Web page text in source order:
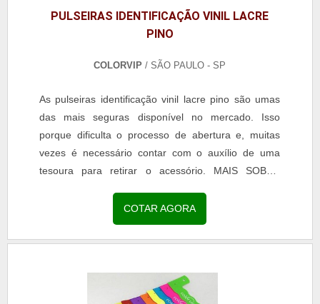
PULSEIRAS IDENTIFICAÇÃO VINIL LACRE
PINO
COLORVIP/ SÃO PAULO - SP
As pulseiras identificação vinil lacre pino são umas
das mais seguras disponível no mercado. Isso
porque dificulta o processo de abertura e, muitas
vezes é necessário contar com o auxílio de uma
tesoura para retirar o acessório. MAIS SOBRE
pulseira é o mais indicado para ser utilizado em
eventos de longa duração, já que possui também
resistência para ter contato com a água e até
COTAR AGORA